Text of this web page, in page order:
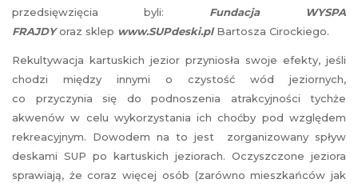
przedsięwzięcia byli: Fundacja WYSPA
FRAJDYoraz sklep www.SUPdeski.plBartosza Cirockiego.
Rekultywacja kartuskich jezior przyniosła swoje efekty, jeśli
chodzi między innymi o czystość wód jeziornych,
co przyczynia się do podnoszenia atrakcyjności tychże
akwenów w celu wykorzystania ich choćby pod względem
rekreacyjnym. Dowodem na to jest zorganizowany spływ
deskami SUP po kartuskich jeziorach. Oczyszczone jeziora
sprawiają, że coraz więcej osób (zarówno mieszkańców jak